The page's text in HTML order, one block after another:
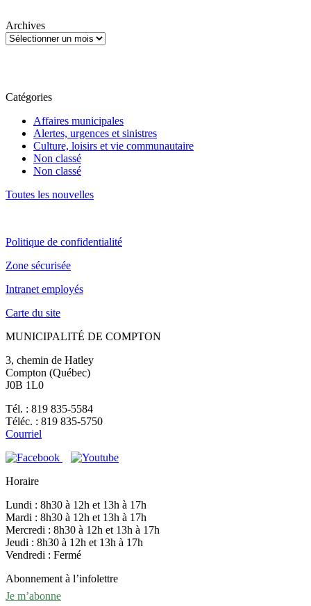
Archives
Catégories
Affaires municipales
Alertes, urgences et sinistres
Culture, loisirs et vie communautaire
Non classé
Non classé
Toutes les nouvelles
Politique de confidentialité
Zone sécurisée
Intranet employés
Carte du site
MUNICIPALITÉ DE COMPTON
3, chemin de Hatley
Compton (Québec)
J0B 1L0
Tél. : 819 835-5584
Téléc. : 819 835-5750
Courriel
Horaire
Lundi : 8h30 à 12h et 13h à 17h
Mardi : 8h30 à 12h et 13h à 17h
Mercredi : 8h30 à 12h et 13h à 17h
Jeudi : 8h30 à 12h et 13h à 17h
Vendredi : Fermé
Abonnement à l’infolettre
Je m’abonne